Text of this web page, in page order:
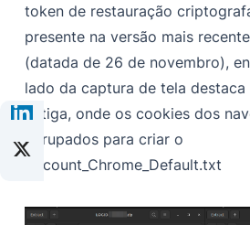
token de restauração
presente na versão mais
(datada de 26 de novembro),
lado da captura de tela destaca
antiga, onde os cookies dos
agrupados para criar o
Account_Chrome_Default.txt